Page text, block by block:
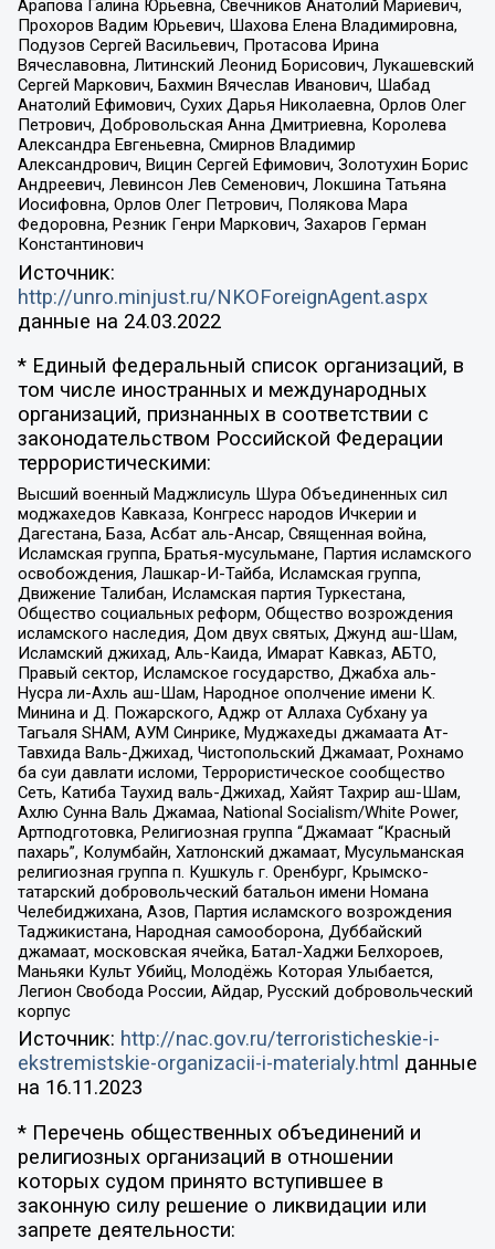
Арапова Галина Юрьевна, Свечников Анатолий Мариевич,
Прохоров Вадим Юрьевич, Шахова Елена Владимировна,
Подузов Сергей Васильевич, Протасова Ирина
Вячеславовна, Литинский Леонид Борисович, Лукашевский
Сергей Маркович, Бахмин Вячеслав Иванович, Шабад
Анатолий Ефимович, Сухих Дарья Николаевна, Орлов Олег
Петрович, Добровольская Анна Дмитриевна, Королева
Александра Евгеньевна, Смирнов Владимир
Александрович, Вицин Сергей Ефимович, Золотухин Борис
Андреевич, Левинсон Лев Семенович, Локшина Татьяна
Иосифовна, Орлов Олег Петрович, Полякова Мара
Федоровна, Резник Генри Маркович, Захаров Герман
Константинович
Источник:
http://unro.minjust.ru/NKOForeignAgent.aspx
данные на 24.03.2022
* Единый федеральный список организаций, в
том числе иностранных и международных
организаций, признанных в соответствии с
законодательством Российской Федерации
террористическими:
Высший военный Маджлисуль Шура Объединенных сил
моджахедов Кавказа, Конгресс народов Ичкерии и
Дагестана, База, Асбат аль-Ансар, Священная война,
Исламская группа, Братья-мусульмане, Партия исламского
освобождения, Лашкар-И-Тайба, Исламская группа,
Движение Талибан, Исламская партия Туркестана,
Общество социальных реформ, Общество возрождения
исламского наследия, Дом двух святых, Джунд аш-Шам,
Исламский джихад, Аль-Каида, Имарат Кавказ, АБТО,
Правый сектор, Исламское государство, Джабха аль-
Нусра ли-Ахль аш-Шам, Народное ополчение имени К.
Минина и Д. Пожарского, Аджр от Аллаха Субхану уа
Тагьаля SHAM, АУМ Синрике, Муджахеды джамаата Ат-
Тавхида Валь-Джихад, Чистопольский Джамаат, Рохнамо
ба суи давлати исломи, Террористическое сообщество
Сеть, Катиба Таухид валь-Джихад, Хайят Тахрир аш-Шам,
Ахлю Сунна Валь Джамаа, National Socialism/White Power,
Артподготовка, Религиозная группа “Джамаат “Красный
пахарь”, Колумбайн, Хатлонский джамаат, Мусульманская
религиозная группа п. Кушкуль г. Оренбург, Крымско-
татарский добровольческий батальон имени Номана
Челебиджихана, Азов, Партия исламского возрождения
Таджикистана, Народная самооборона, Дуббайский
джамаат, московская ячейка, Батал-Хаджи Белхороев,
Маньяки Культ Убийц, Молодёжь Которая Улыбается,
Легион Свобода России, Айдар, Русский добровольческий
корпус
Источник: http://nac.gov.ru/terroristicheskie-i-
ekstremistskie-organizacii-i-materialy.html данные
на 16.11.2023
* Перечень общественных объединений и
религиозных организаций в отношении
которых судом принято вступившее в
законную силу решение о ликвидации или
запрете деятельности: